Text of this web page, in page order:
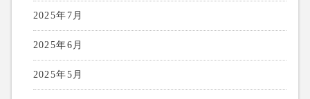
2025年7月
2025年6月
2025年5月